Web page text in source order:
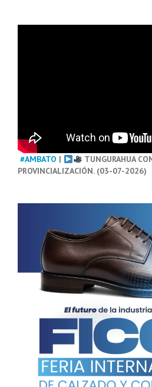
#AMBATO |
TUNGURAHUA
PROVINCIALIZACIÓN. (03-07-2026)